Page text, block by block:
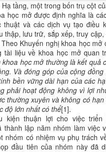
Hạ tầng, một trong bốn trụ cột
học mở được định nghĩa là
thuật và các dịch vụ tạo điều
thập, lưu trữ, sắp xếp, truy
Khuyến nghị khoa học mở
tài liệu về khoa học mở quan
khoa học mở thường là kết quả
Và đóng góp của cộng
bền vững dài hạn của các
phải hoạt động không vì lợi
thường xuyên và không có
độ lớn nhất có thể[1].
kiện thuận lợi cho việc triển
thành lập năm nhóm làm việc
nhóm có nhiệm vụ phụ trách
đầu tiên của nhóm này đã